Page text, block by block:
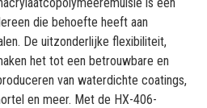
die behoefte heeft aan
De uitzonderlijke flexibiliteit,
het tot een betrouwbare en
van waterdichte coatings,
en meer. Met de HX-406-